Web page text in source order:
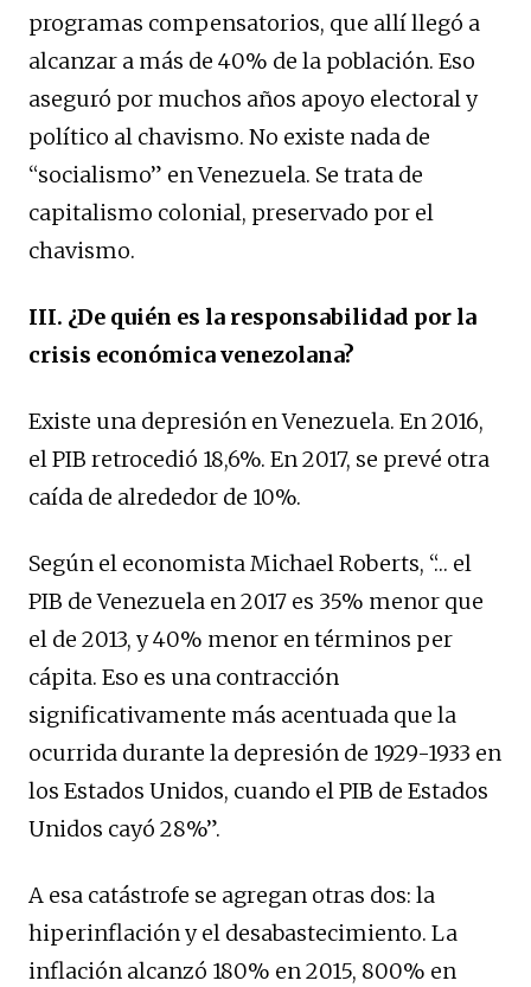
programas compensatorios, que allí llegó a
alcanzar a más de 40% de la población. Eso
aseguró por muchos años apoyo electoral y
político al chavismo. No existe nada de
“socialismo” en Venezuela. Se trata de
capitalismo colonial, preservado por el
chavismo.
III. ¿De quién es la responsabilidad por la
crisis económica venezolana?
Existe una depresión en Venezuela. En 2016,
el PIB retrocedió 18,6%. En 2017, se prevé otra
caída de alrededor de 10%.
Según el economista Michael Roberts, “… el
PIB de Venezuela en 2017 es 35% menor que
el de 2013, y 40% menor en términos per
cápita. Eso es una contracción
significativamente más acentuada que la
ocurrida durante la depresión de 1929-1933 en
los Estados Unidos, cuando el PIB de Estados
Unidos cayó 28%”.
A esa catástrofe se agregan otras dos: la
hiperinflación y el desabastecimiento. La
inflación alcanzó 180% en 2015, 800% en